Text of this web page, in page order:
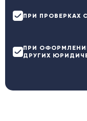
ПРИ ПРОВЕРКАХ
ПРИ
ДРУГИХ